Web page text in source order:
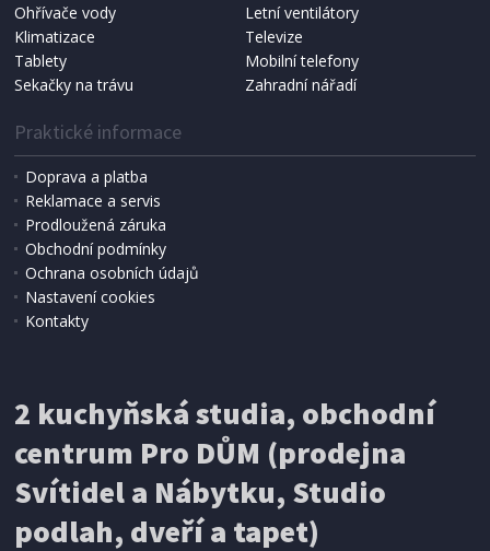
278 Kč
Ohřívače vody
Letní ventilátory
Klimatizace
Televize
Tablety
Mobilní telefony
Sekačky na trávu
Zahradní nářadí
Praktické informace
Doprava a platba
Reklamace a servis
Prodloužená záruka
Obchodní podmínky
Ochrana osobních údajů
Nastavení cookies
Kontakty
2 kuchyňská studia, obchodní
centrum Pro DŮM (prodejna
Svítidel a Nábytku, Studio
podlah, dveří a tapet)